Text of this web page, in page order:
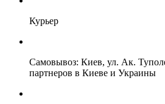
Курьер
Самовывоз: Киев, ул. Ак.
партнеров в Киеве и Украины